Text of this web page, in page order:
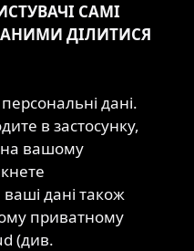
САМІ
ДІЛИТИСЯ
дані.
в застосунку,
на вашому
дані також
приватному
(див.